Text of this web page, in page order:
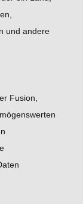
und andere
Fusion,